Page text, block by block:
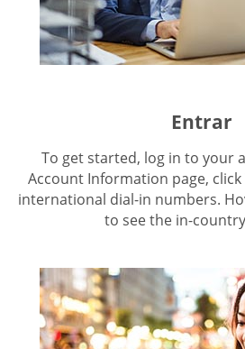
Entrar
To get started, log in to your
Account Information page, click
international dial-in numbers.
to see the in-